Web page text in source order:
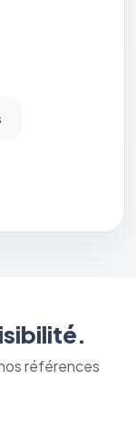
références